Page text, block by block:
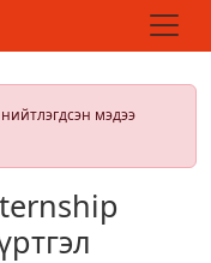
мэдээ